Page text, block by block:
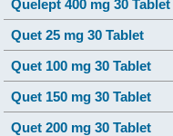
Quelept 400 mg 30 Tablet
Quet 25 mg 30 Tablet
Quet 100 mg 30 Tablet
Quet 150 mg 30 Tablet
Quet 200 mg 30 Tablet